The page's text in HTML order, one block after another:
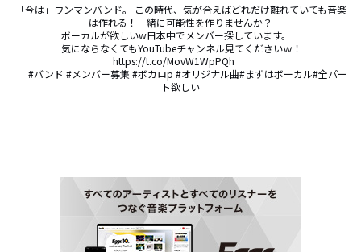
「今は」ワンマンバンド。 この時代、気が合えばどれだけ離れていても音楽
は作れる！一緒に可能性を作りませんか？
ボーカルが欲しいw日本中でメンバー探しています。
ト欲しい